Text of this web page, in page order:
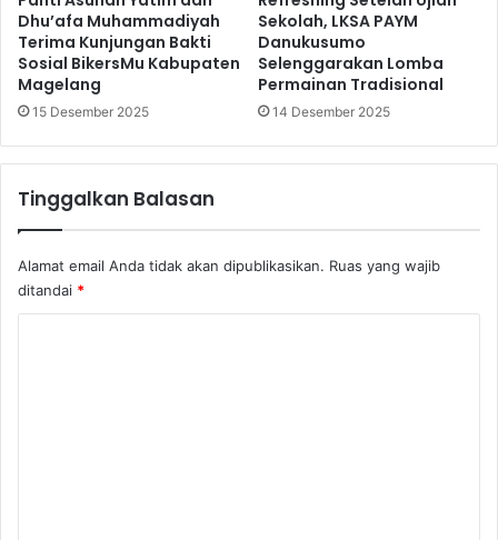
Dhu’afa Muhammadiyah
Terima Kunjungan Bakti
Sosial BikersMu Kabupaten
Magelang
15 Desember 2025
Sekolah, LKSA PAYM
Danukusumo
Selenggarakan Lomba
Permainan Tradisional
14 Desember 2025
Tinggalkan Balasan
Alamat email Anda tidak akan dipublikasikan. Ruas yang wajib
ditandai *